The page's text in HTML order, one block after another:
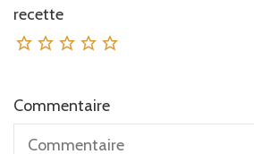
recette
Commentaire